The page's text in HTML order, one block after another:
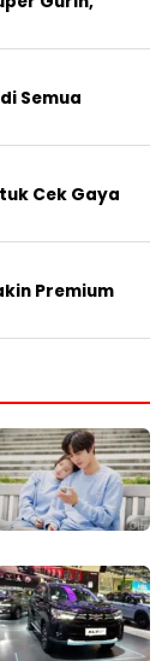
Semua
Cek Gaya
Premium